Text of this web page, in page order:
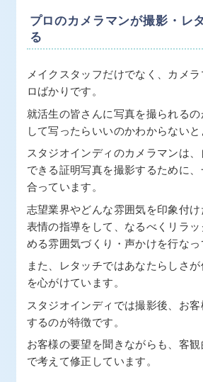
プロのカメラマンが撮影・レ
る
メイクスタッフだけでなく、カメ
ロばかりです。
就活生の皆さんに写真を撮られる
して写ったらいいのかわからないと
スタジオインディのカメラマンは
できる証明写真を撮影するために
合っています。
志望業界やどんな雰囲気を印象付
表情の指導をして、なるべくリラ
める雰囲気づくり・声かけを行なっ
また、レタッチではあなたらしさ
を心がけています。
スタジオインディでは撮影後、お
するのが特徴です。
お客様の要望を聞きながらも、客
で考えて修正しています。